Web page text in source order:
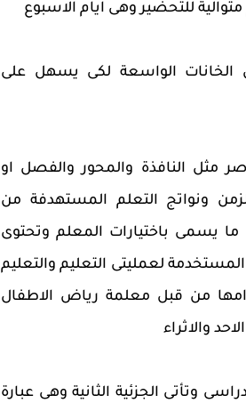
الخانات الواسعة لكى يسهل على
مثل النافذة والمحور والفصل او
ونواتج التعلم المستهدفة من
يسمى باختيارات المعلم وتحتوى
لعمليتى التعليم والتعليم
من قبل معلمة رياض الاطفال
والاثراء
وتأتى الجزئية الثانية وهى عبارة